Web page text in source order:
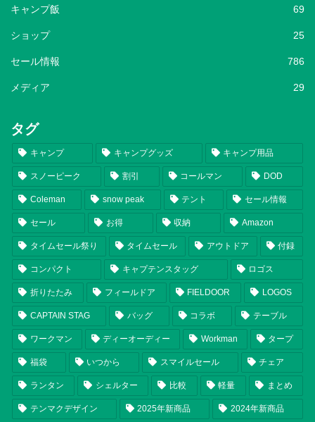
キャンプ飯 69
ショップ 25
セール情報 786
メディア 29
タグ
キャンプ キャンプグッズ キャンプ用品
スノーピーク 割引 コールマン DOD
Coleman snow peak テント セール情報
セール お得 収納 Amazon
タイムセール祭り タイムセール アウトドア 付録
コンパクト キャプテンスタッグ ロゴス
折りたたみ フィールドア FIELDOOR LOGOS
CAPTAIN STAG バッグ コラボ テーブル
ワークマン ディーオーディー Workman タープ
福袋 いつから スマイルセール チェア
ランタン シェルター 比較 軽量 まとめ
テンマクデザイン 2025年新商品 2024年新商品